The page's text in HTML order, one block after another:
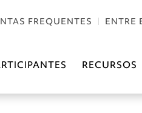
FREQUENTES ENTRE
RECURSOS